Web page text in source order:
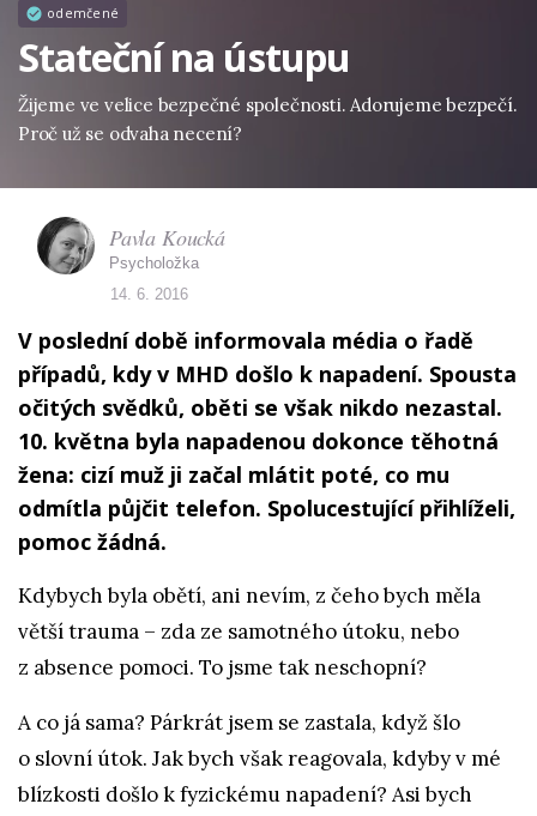
odemčené
Stateční na ústupu
Žijeme ve velice bezpečné společnosti. Adorujeme bezpečí.
Proč už se odvaha necení?
V poslední době informovala média o řadě
případů, kdy v MHD došlo k napadení. Spousta
očitých svědků, oběti se však nikdo nezastal.
10. května byla napadenou dokonce těhotná
žena: cizí muž ji začal mlátit poté, co mu
odmítla půjčit telefon. Spolucestující přihlíželi,
pomoc žádná.
Kdybych byla obětí, ani nevím, z čeho bych měla
větší trauma – zda ze samotného útoku, nebo
z absence pomoci. To jsme tak neschopní?
A co já sama? Párkrát jsem se zastala, když šlo
o slovní útok. Jak bych však reagovala, kdyby v mé
blízkosti došlo k fyzickému napadení? Asi bych
Pavla Koucká
Psycholožka
14. 6. 2016